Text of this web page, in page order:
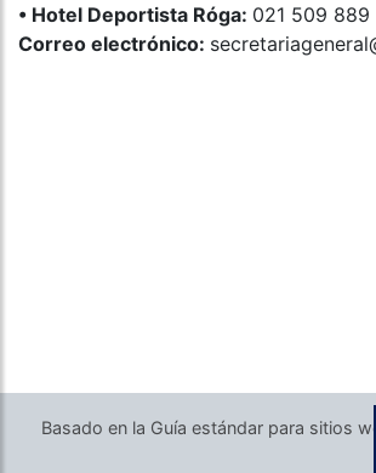
•⁠ ⁠Hotel Deportista Róga: 021 509 889
Correo electrónico:
Basado en la Guía estándar para sitios